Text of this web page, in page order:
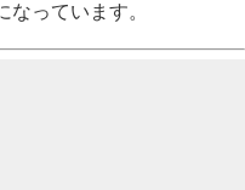
っています。